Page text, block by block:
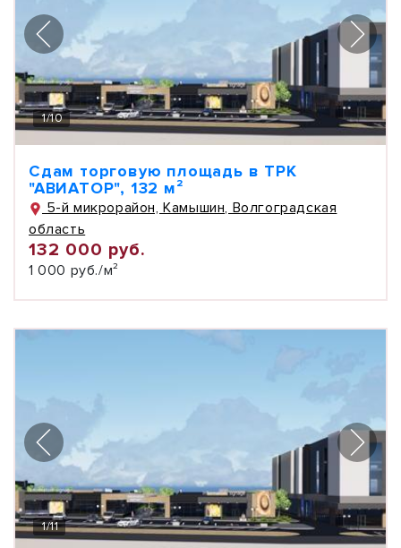
1/10
Сдам торговую площадь в ТРК
"АВИАТОР", 132 м²
5-й микрорайон, Камышин, Волгоградская
область
132 000 руб.
1 000 руб./м²
1/11